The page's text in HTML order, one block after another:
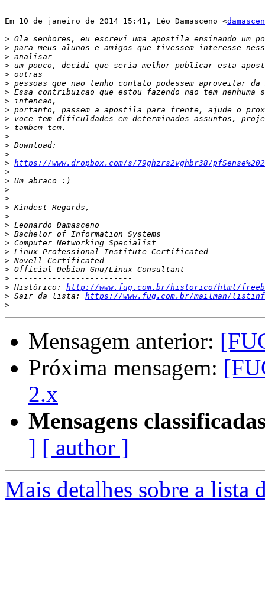
Em 10 de janeiro de 2014 15:41, Léo Damasceno <
>
>
>
>
>
>
>
>
>
>
>
>
>
>
> https://www.dropbox.com/s/79ghzrs2vghbr38/
>
>
>
>
>
>
>
>
>
>
>
>
>
> Histórico: http://www.fug.com.br/historico/html/
> Sair da lista: https://www.fug.com.br/mailman/
>
Mensagem anterior:
Próxima mensagem:
2.x
Mensagens
] [ author ]
Mais detalhes sobre a lista